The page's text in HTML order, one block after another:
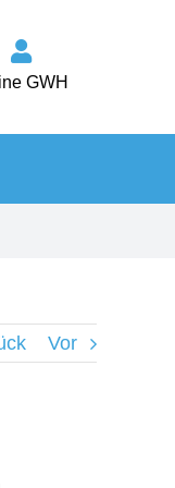
GWH
Vor